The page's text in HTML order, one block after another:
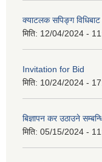
क्याटलक सपिङ्ग
मिति: 12/04/2024 -
Invitation for Bid
मिति: 10/24/2024 -
बिज्ञापन कर उठाउने
मिति: 05/15/2024 -